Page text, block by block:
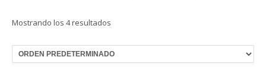
Mostrando los 4 resultados